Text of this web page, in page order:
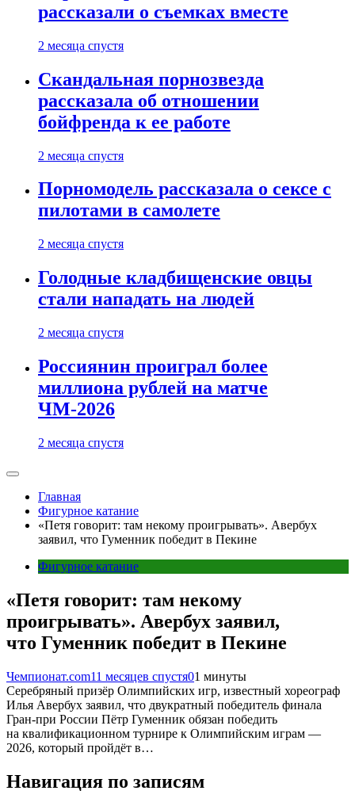
рассказали о съемках вместе
2 месяца спустя
Скандальная порнозвезда
рассказала об отношении
бойфренда к ее работе
2 месяца спустя
Порномодель рассказала о сексе с
пилотами в самолете
2 месяца спустя
Голодные кладбищенские овцы
стали нападать на людей
2 месяца спустя
Россиянин проиграл более
миллиона рублей на матче
ЧМ-2026
2 месяца спустя
Главная
Фигурное катание
«Петя говорит: там некому проигрывать». Авербух
заявил, что Гуменник победит в Пекине
Фигурное катание
«Петя говорит: там некому
проигрывать». Авербух заявил,
что Гуменник победит в Пекине
Чемпионат.com11 месяцев спустя01 минуты
Серебряный призёр Олимпийских игр, известный хореограф
Илья Авербух заявил, что двукратный победитель финала
Гран-при России Пётр Гуменник обязан победить
на квалификационном турнире к Олимпийским играм —
2026, который пройдёт в…
Навигация по записям